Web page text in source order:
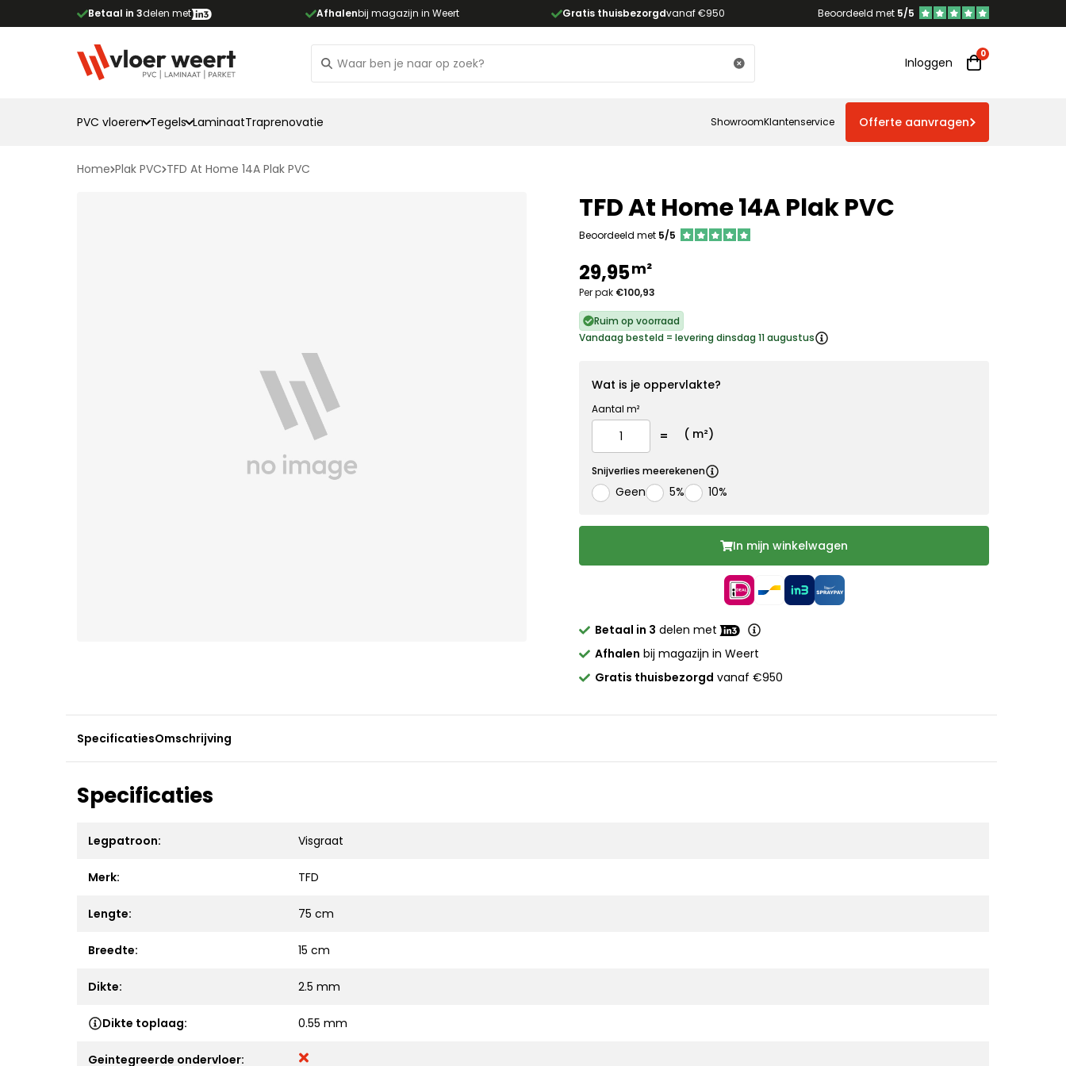
Betaal in 3delen met Afhalenbij magazijn in Weert Gratis thuisbezorgdvanaf €950 Beoordeeld met 5/5
Inloggen
PVC vloeren Tegels LaminaatTraprenovatie ShowroomKlantenservice Offerte aanvragen
Home Plak PVC TFD At Home 14A Plak PVC
TFD At Home 14A Plak PVC
Beoordeeld met 5/5
29,95m²
Per pak €100,93
Ruim op voorraad
Vandaag besteld = levering dinsdag 11 augustus
Wat is je oppervlakte?
Aantal m²
( m²)
Snijverlies meerekenen
Geen 5% 10%
In mijn winkelwagen
Betaal in 3 delen met
Afhalen bij magazijn in Weert
Gratis thuisbezorgd vanaf €950
SpecificatiesOmschrijving
Specificaties
Legpatroon: Visgraat
Merk: TFD
Lengte: 75 cm
Breedte: 15 cm
Dikte: 2.5 mm
Dikte toplaag: 0.55 mm
Geintegreerde ondervloer: